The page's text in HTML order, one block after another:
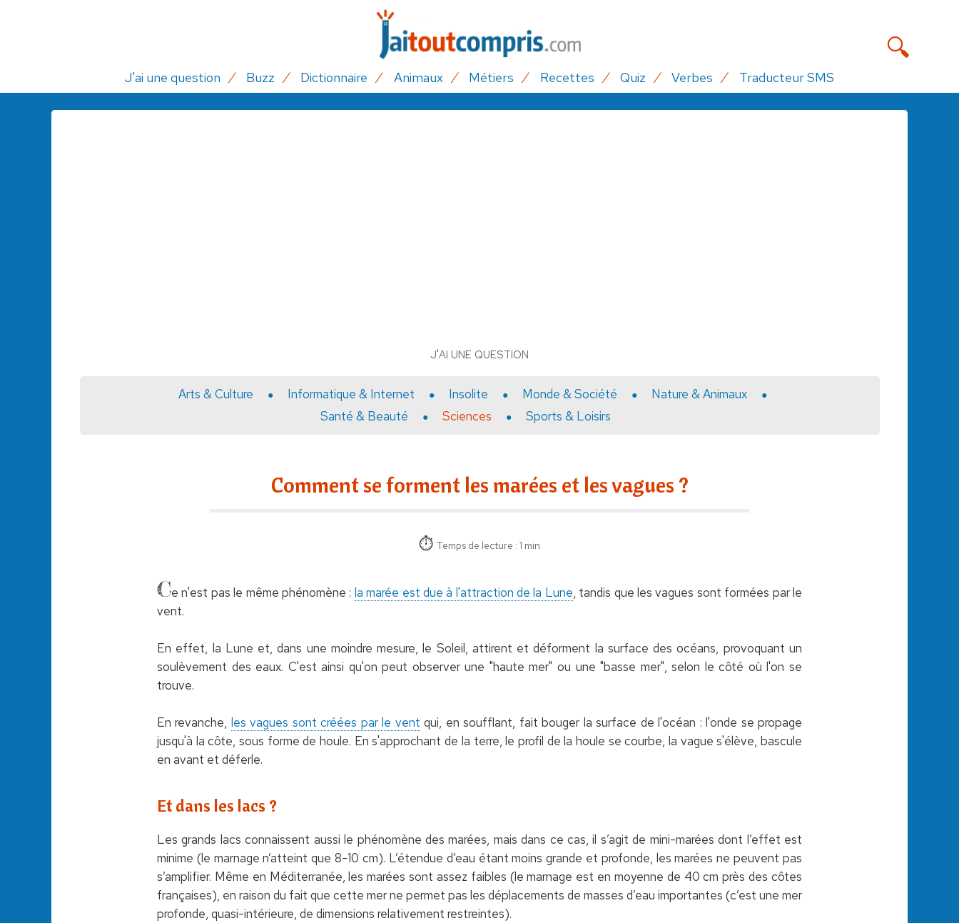
J'ai une question Buzz Dictionnaire Animaux Métiers Recettes Quiz Verbes Traducteur SMS
J'AI UNE QUESTION
Arts & Culture Informatique & Internet Insolite Monde & Société
Nature & Animaux
Santé & Beauté
Sciences Sports & Loisirs
Comment se forment les marées et les vagues ?
Temps de lecture : 1 min
Ce n'est pas le même phénomène : la marée est due à l'attraction de la Lune, tandis que les vagues sont formées par le
vent.
En effet, la Lune et, dans une moindre mesure, le Soleil, attirent et déforment la surface des océans, provoquant un
soulèvement des eaux. C'est ainsi qu'on peut observer une "haute mer" ou une "basse mer", selon le côté où l'on se
trouve.
En revanche, les vagues sont créées par le vent qui, en soufflant, fait bouger la surface de l'océan : l'onde se propage
jusqu'à la côte, sous forme de houle. En s'approchant de la terre, le profil de la houle se courbe, la vague s'élève, bascule
en avant et déferle.
Et dans les lacs ?
Les grands lacs connaissent aussi le phénomène des marées, mais dans ce cas, il s’agit de mini-marées dont l’effet est
minime (le marnage n’atteint que 8-10 cm). L’étendue d’eau étant moins grande et profonde, les marées ne peuvent pas
s’amplifier. Même en Méditerranée, les marées sont assez faibles (le marnage est en moyenne de 40 cm près des côtes
françaises), en raison du fait que cette mer ne permet pas les déplacements de masses d’eau importantes (c’est une mer
profonde, quasi-intérieure, de dimensions relativement restreintes).